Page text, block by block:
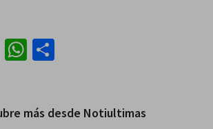
EmailWhatsApp
Compartir
más desde Notiultimas